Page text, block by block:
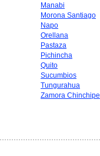
Manabi
Morona Santiago
Napo
Orellana
Pastaza
Pichincha
Quito
Sucumbios
Tungurahua
Zamora Chinchipe